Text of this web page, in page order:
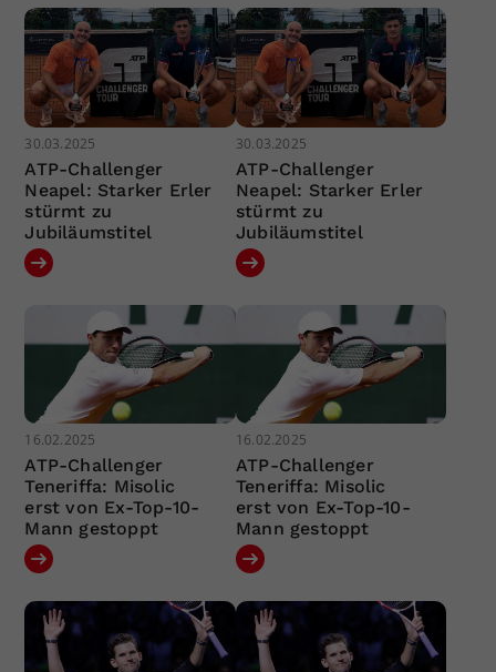
30.03.2025
ATP-Challenger
Neapel: Starker Erler
stürmt zu
Jubiläumstitel
30.03.2025
ATP-Challenger
Neapel: Starker Erler
stürmt zu
Jubiläumstitel
16.02.2025
ATP-Challenger
Teneriffa: Misolic
erst von Ex-Top-10-
Mann gestoppt
16.02.2025
ATP-Challenger
Teneriffa: Misolic
erst von Ex-Top-10-
Mann gestoppt